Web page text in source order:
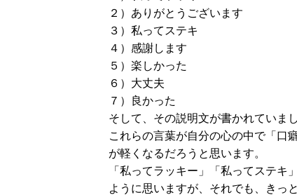
２）ありがとうございます
３）私ってステキ
４）感謝します
５）楽しかった
６）大丈夫
７）良かった
そして、その説明文が書かれていまし
これらの言葉が自分の心の中で「口
が軽くなるだろうと思います。
「私ってラッキー」「私ってステキ
ように思いますが、それでも、きっ